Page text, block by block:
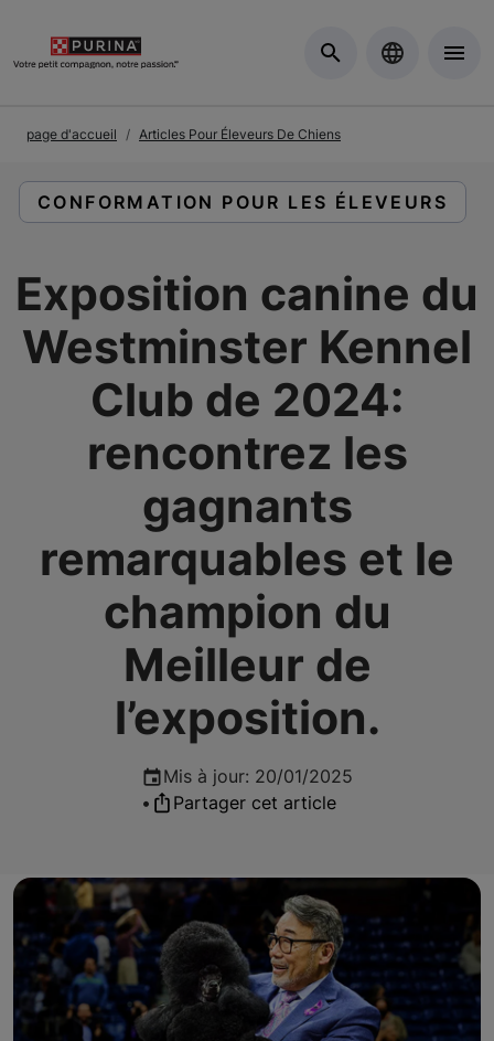
page d'accueil Articles Pour Éleveurs De Chiens
LIRE DES ARTICLES À PROPOS DE :
CONFORMATION POUR LES ÉLEVEURS
Exposition canine du
Westminster Kennel
Club de 2024:
rencontrez les
gagnants
remarquables et le
champion du
Meilleur de
l’exposition.
Mis à jour: 20/01/2025
•
Partager cet article